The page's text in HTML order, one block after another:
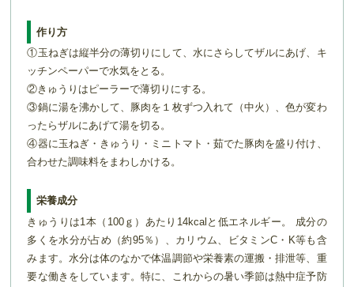
作り方
①玉ねぎは縦半分の薄切りにして、水にさらしてザルにあげ、キ
ッチンペーパーで水気をとる。
②きゅうりはピーラーで薄切りにする。
③鍋に湯を沸かして、豚肉を１枚ずつ入れて（中火）、色が変わ
ったらザルにあげて湯を切る。
④器に玉ねぎ・きゅうり・ミニトマト・茹でた豚肉を盛り付け、
合わせた調味料をまわしかける。
栄養成分
きゅうりは1本（100ｇ）あたり14kcalと低エネルギー。 成分の
多くを水分が占め（約95％）、カリウム、ビタミンC・K等も含
みます。水分は体のなかで体温調節や栄養素の運搬・排泄等、重
要な働きをしています。特に、これからの暑い季節は熱中症予防